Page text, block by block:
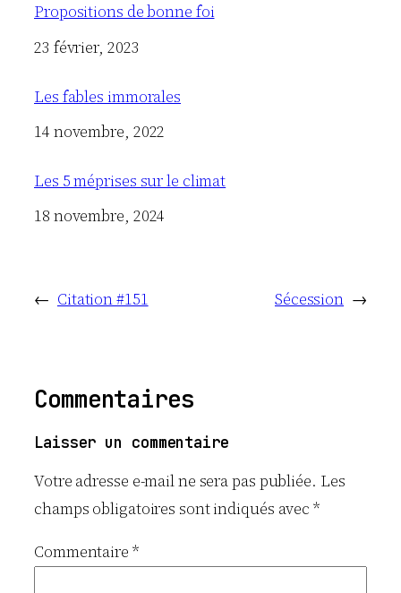
Propositions de bonne foi
Date
23 février, 2023
Les fables immorales
Date
14 novembre, 2022
Les 5 méprises sur le climat
Date
18 novembre, 2024
← Citation #151 Sécession →
Commentaires
Laisser un commentaire
Votre adresse e-mail ne sera pas publiée. Les
champs obligatoires sont indiqués avec*
Commentaire *